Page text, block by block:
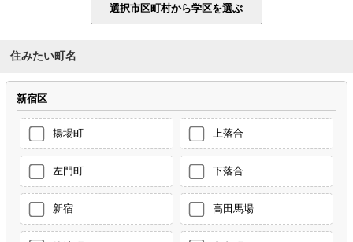
住みたい町名
新宿区
揚場町 上落合
左門町 下落合
新宿 高田馬場